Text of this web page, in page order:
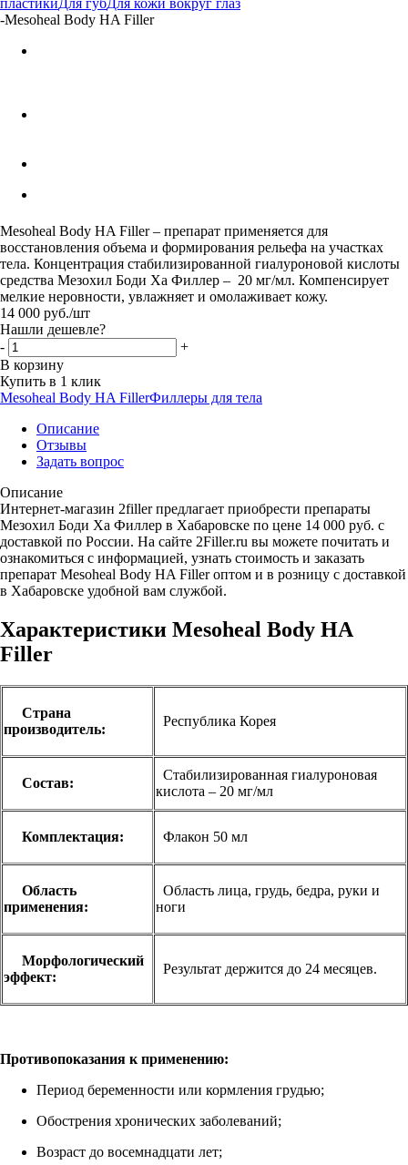
-Mesoheal Body HA Filler
Mesoheal Body HA Filler – препарат применяется для
восстановления объема и формирования рельефа на участках
тела. Концентрация стабилизированной гиалуроновой кислоты
средства Мезохил Боди Ха Филлер – 20 мг/мл. Компенсирует
мелкие неровности, увлажняет и омолаживает кожу.
14 000 руб./шт
Нашли дешевле?
-
+
В корзину
Купить в 1 клик
Mesoheal Body HA FillerФиллеры для тела
Описание
Отзывы
Задать вопрос
Описание
Интернет-магазин 2filler предлагает приобрести препараты
Мезохил Боди Ха Филлер в Хабаровске по цене 14 000 руб. с
доставкой по России. На сайте 2Filler.ru вы можете почитать и
ознакомиться с информацией, узнать стоимость и заказать
препарат Mesoheal Body HA Filler оптом и в розницу с доставкой
в Хабаровске удобной вам службой.
Характеристики Mesoheal Body HA
Filler
Страна
производитель:
Республика Корея
Состав:
Стабилизированная гиалуроновая
кислота – 20 мг/мл
Комплектация: Флакон 50 мл
Область
применения:
Область лица, грудь, бедра, руки и
ноги
Морфологический
эффект:
Результат держится до 24 месяцев.
Противопоказания к применению:
Период беременности или кормления грудью;
Обострения хронических заболеваний;
Возраст до восемнадцати лет;